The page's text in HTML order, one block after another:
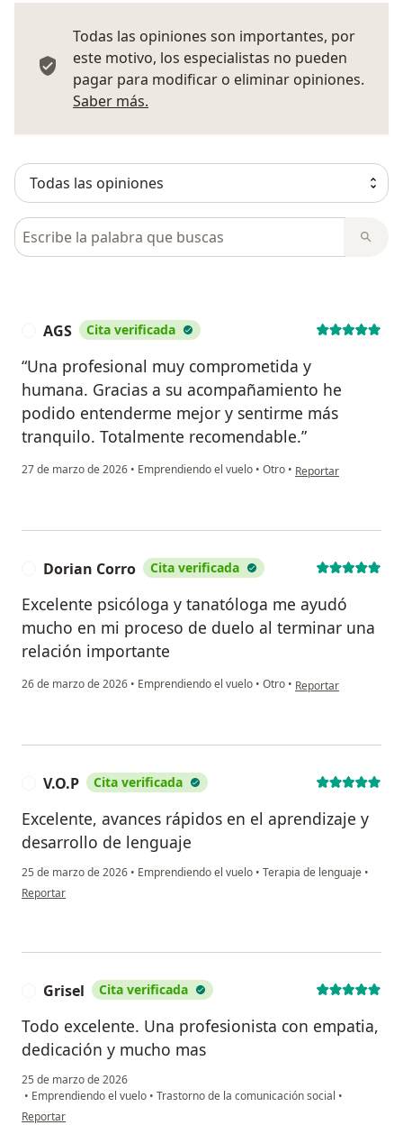
Todas las opiniones son importantes, por
este motivo, los especialistas no pueden
pagar para modificar o eliminar opiniones.
Saber más.
Busca en opiniones
AGS Cita verificada
“Una profesional muy comprometida y
humana. Gracias a su acompañamiento he
podido entenderme mejor y sentirme más
tranquilo. Totalmente recomendable.”
27 de marzo de 2026 • Emprendiendo el vuelo • Otro • en opinión del
Reportar
Dorian Corro Cita verificada
Excelente psicóloga y tanatóloga me ayudó
mucho en mi proceso de duelo al terminar una
relación importante
26 de marzo de 2026 • Emprendiendo el vuelo • Otro • en opinión del
Reportar
V.O.P Cita verificada
Excelente, avances rápidos en el aprendizaje y
desarrollo de lenguaje
25 de marzo de 2026 • Emprendiendo el vuelo • Terapia de lenguaje •
en opinión del usuario V.O.P
Reportar
Grisel Cita verificada
Todo excelente. Una profesionista con empatia,
dedicación y mucho mas
25 de marzo de 2026
• Emprendiendo el vuelo • Trastorno de la comunicación social •
en opinión del usuario Grisel
Reportar